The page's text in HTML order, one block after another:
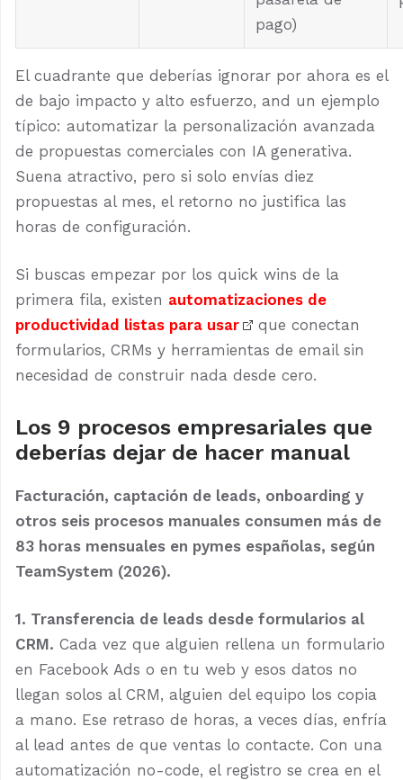
pago)
El cuadrante que deberías ignorar por ahora es el
de bajo impacto y alto esfuerzo, and un ejemplo
típico: automatizar la personalización avanzada
de propuestas comerciales con IA generativa.
Suena atractivo, pero si solo envías diez
propuestas al mes, el retorno no justifica las
horas de configuración.
Si buscas empezar por los quick wins de la
primera fila, existen automatizaciones de
productividad listas para usar
que conectan
formularios, CRMs y herramientas de email sin
necesidad de construir nada desde cero.
Los 9 procesos empresariales que
deberías dejar de hacer manual
Facturación, captación de leads, onboarding y
otros seis procesos manuales consumen más de
83 horas mensuales en pymes españolas, según
TeamSystem (2026).
1. Transferencia de leads desde formularios al
CRM. Cada vez que alguien rellena un formulario
en Facebook Ads o en tu web y esos datos no
llegan solos al CRM, alguien del equipo los copia
a mano. Ese retraso de horas, a veces días, enfría
al lead antes de que ventas lo contacte. Con una
automatización no-code, el registro se crea en el